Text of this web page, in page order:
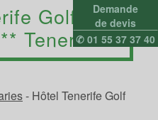
Demande
de devis
✆ 01 55 37 37 40
Golf &
Tenerife
- Hôtel Tenerife Golf